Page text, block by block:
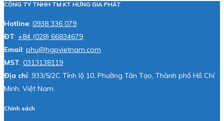
CÔNG TY TNHH TM KT HƯNG GIA PHÁT
Hotline: 0938 336 079
ĐT: +84 (028) 66834679
Email: phu@hgpvietnam.com
MST: 0313138119
Địa chỉ: 933/5/2C Tỉnh lộ 10, Phường Tân Tạo, Thành phố Hồ Chí
Minh, Việt Nam.
Chính sách